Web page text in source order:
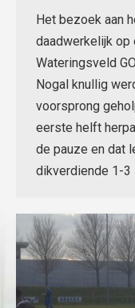
Het bezoek aan
daadwerkelijk
Wateringsveld
Nogal knullig
voorsprong
eerste helft
de pauze en dat
dikverdiende 1-3